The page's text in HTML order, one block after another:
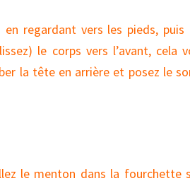
regardant vers les pieds, puis
le corps vers l’avant, cela
la tête en arrière et posez le
le menton dans la fourchette